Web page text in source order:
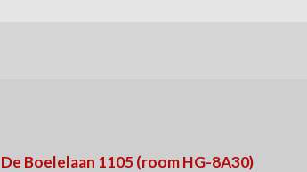
De Boelelaan 1105 (room HG-8A30)